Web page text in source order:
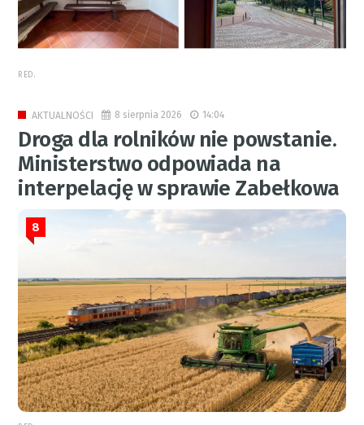
RED.
AKTUALNOŚCI 8 sierpnia 2026 14:04
Droga dla rolników nie powstanie.
Ministerstwo odpowiada na
interpelację w sprawie Zabełkowa
8